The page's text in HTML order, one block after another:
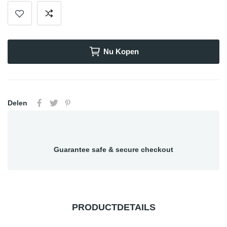
Nu Kopen
Delen
Guarantee safe & secure checkout
PRODUCTDETAILS